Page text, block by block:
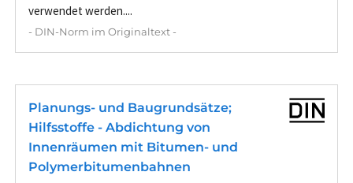
verwendet werden....
- DIN-Norm im Originaltext -
Planungs- und Baugrundsätze;
Hilfsstoffe - Abdichtung von
Innenräumen mit Bitumen- und
Polymerbitumenbahnen